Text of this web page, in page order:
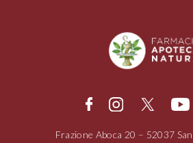
Frazione Aboca 20 – 52037